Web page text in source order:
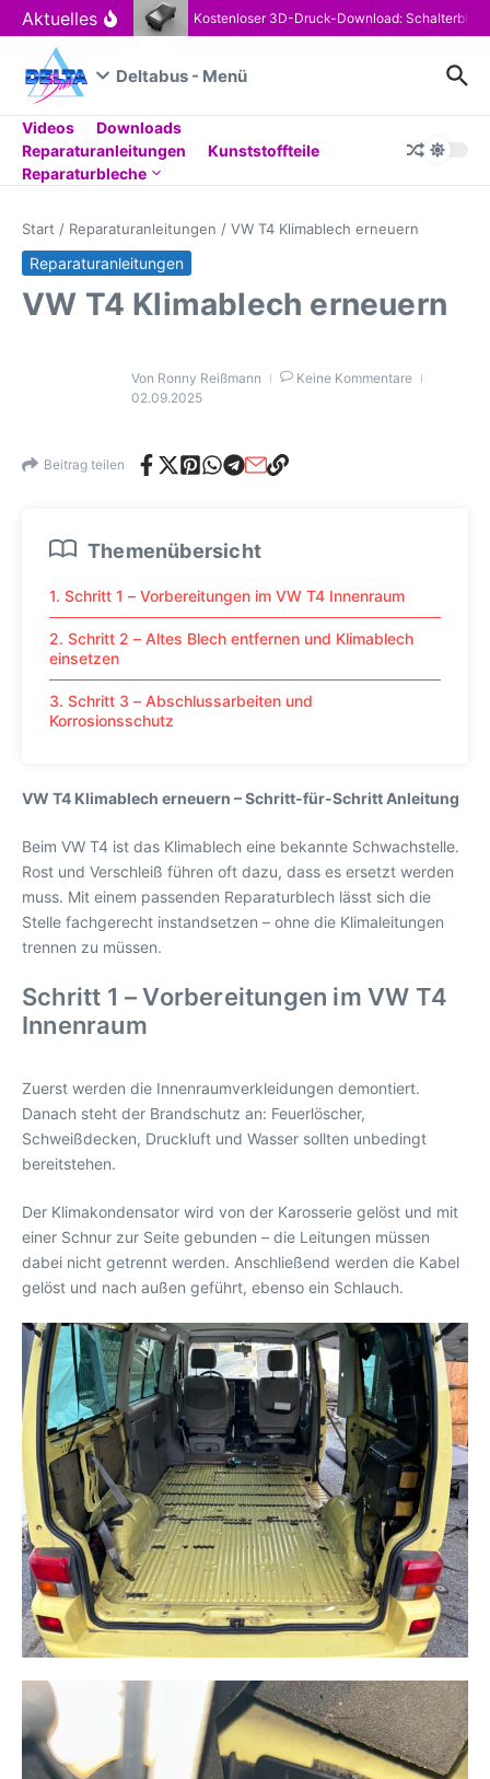
Zum Inhalt springen
Aktuelles Kostenloser 3D-Druck-Download:
Deltabus - Menü
Videos
Downloads
Reparaturanleitungen
Kunststoffteile
Reparaturbleche
Start / Reparaturanleitungen / VW T4 Klimablech erneuern
Reparaturanleitungen
VW T4 Klimablech erneuern
Von Ronny Reißmann
Keine Kommentare
02.09.2025
Beitrag teilen
Themenübersicht
1. Schritt 1 – Vorbereitungen im VW T4 Innenraum
2. Schritt 2 – Altes Blech entfernen und Klimablech
einsetzen
3. Schritt 3 – Abschlussarbeiten und
Korrosionsschutz
VW T4 Klimablech erneuern – Schritt-für-Schritt Anleitung
Beim VW T4 ist das Klimablech eine bekannte Schwachstelle.
Rost und Verschleiß führen oft dazu, dass es ersetzt werden
muss. Mit einem passenden Reparaturblech lässt sich die
Stelle fachgerecht instandsetzen – ohne die Klimaleitungen
trennen zu müssen.
Schritt 1 – Vorbereitungen im VW T4
Innenraum
Zuerst werden die Innenraumverkleidungen demontiert.
Danach steht der Brandschutz an: Feuerlöscher,
Schweißdecken, Druckluft und Wasser sollten unbedingt
bereitstehen.
Der Klimakondensator wird von der Karosserie gelöst und mit
einer Schnur zur Seite gebunden – die Leitungen müssen
dabei nicht getrennt werden. Anschließend werden die Kabel
gelöst und nach außen geführt, ebenso ein Schlauch.